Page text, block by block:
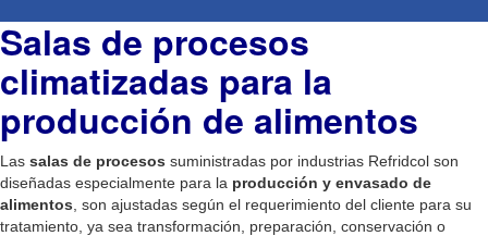
Salas de procesos
climatizadas para la
producción de alimentos
Las salas de procesos suministradas por industrias Refridcol son
diseñadas especialmente para la producción y envasado de
alimentos , son ajustadas según el requerimiento del cliente para su
tratamiento, ya sea transformación, preparación, conservación o